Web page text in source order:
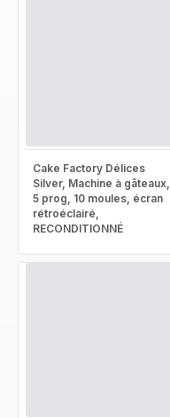
Cake Factory Délices
Silver, Machine à gâteaux,
5 prog, 10 moules, écran
rétroéclairé,
RECONDITIONNÉ